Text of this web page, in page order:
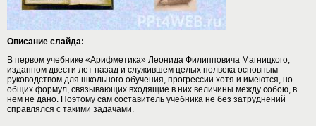
Описание слайда:
В первом учебнике «Арифметика» Леонида Филипповича Магницкого,
изданном двести лет назад и служившем целых полвека основным
руководством для школьного обучения, прогрессии хотя и имеются, но
общих формул, связывающих входящие в них величины между собою, в
нем не дано. Поэтому сам составитель учебника не без затруднений
справлялся с такими задачами.